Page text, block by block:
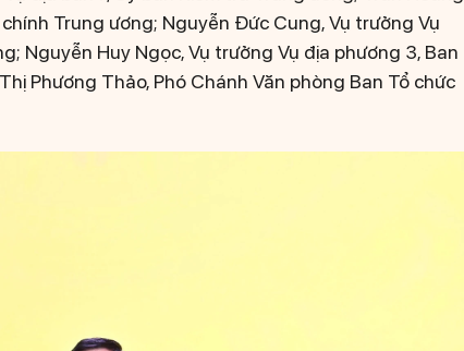
Trung ương; Nguyễn Đức Cung, Vụ trưởng Vụ
Nguyễn Huy Ngọc, Vụ trưởng Vụ địa phương 3, Ban
Phương Thảo, Phó Chánh Văn phòng Ban Tổ chức